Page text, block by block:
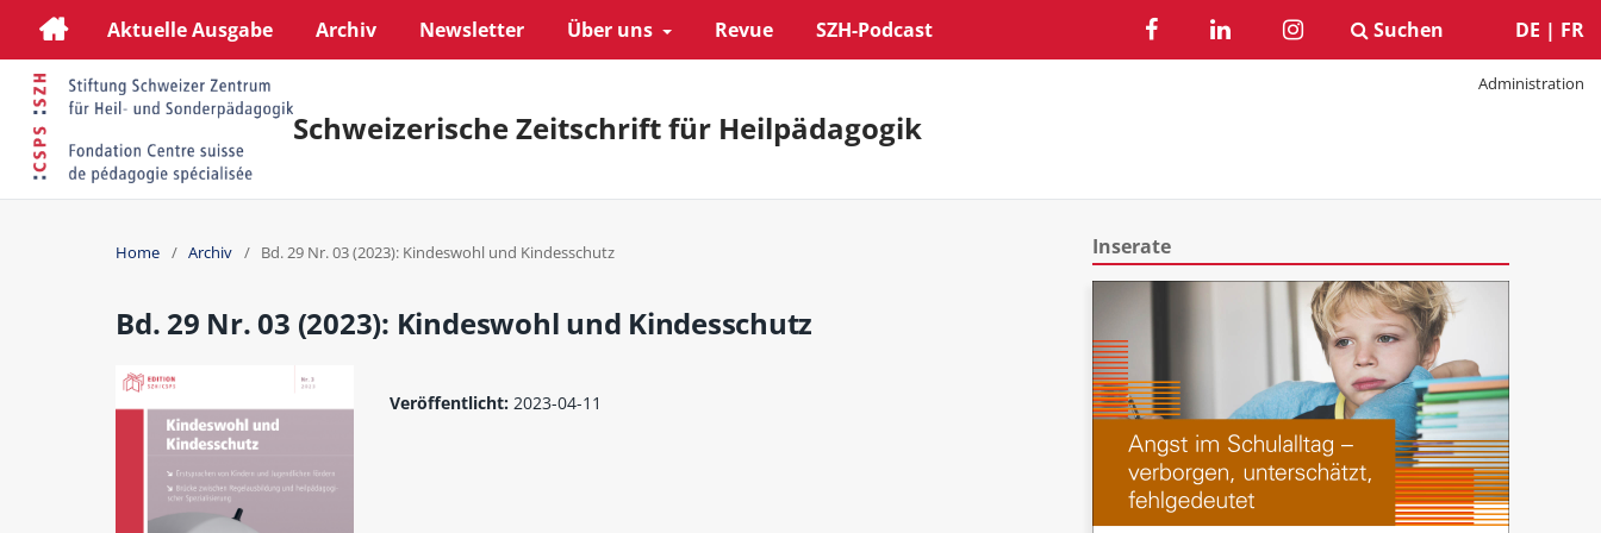
Aktuelle Ausgabe Archiv Newsletter Über uns Revue SZH-Podcast
Administration
DE | FR
Suchen
Schweizerische Zeitschrift für Heilpädagogik
Home / Archiv / Bd. 29 Nr. 03 (2023): Kindeswohl und Kindesschutz
Bd. 29 Nr. 03 (2023): Kindeswohl und Kindesschutz
Veröffentlicht: 2023-04-11
Inserate